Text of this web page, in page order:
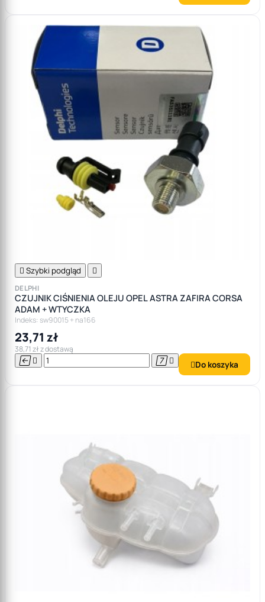
 Szybki podgląd 
DELPHI
CZUJNIK CIŚNIENIA OLEJU OPEL ASTRA ZAFIRA CORSA
ADAM + WTYCZKA
Indeks: sw90015 + na166
23,71 zł
38,71 zł z dostawą
    Do koszyka